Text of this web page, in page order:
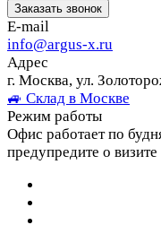
Заказать звонок
E-mail
info@argus-x.ru
Адрес
г. Москва, ул.
🚙 Склад в Москве
Режим работы
Офис работает по
предупредите о визите